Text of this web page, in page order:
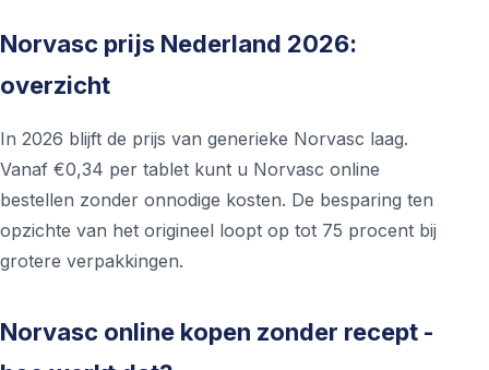
Norvasc prijs Nederland 2026:
overzicht
In 2026 blijft de prijs van generieke Norvasc laag.
Vanaf €0,34 per tablet kunt u Norvasc online
bestellen zonder onnodige kosten. De besparing ten
opzichte van het origineel loopt op tot 75 procent bij
grotere verpakkingen.
Norvasc online kopen zonder recept -